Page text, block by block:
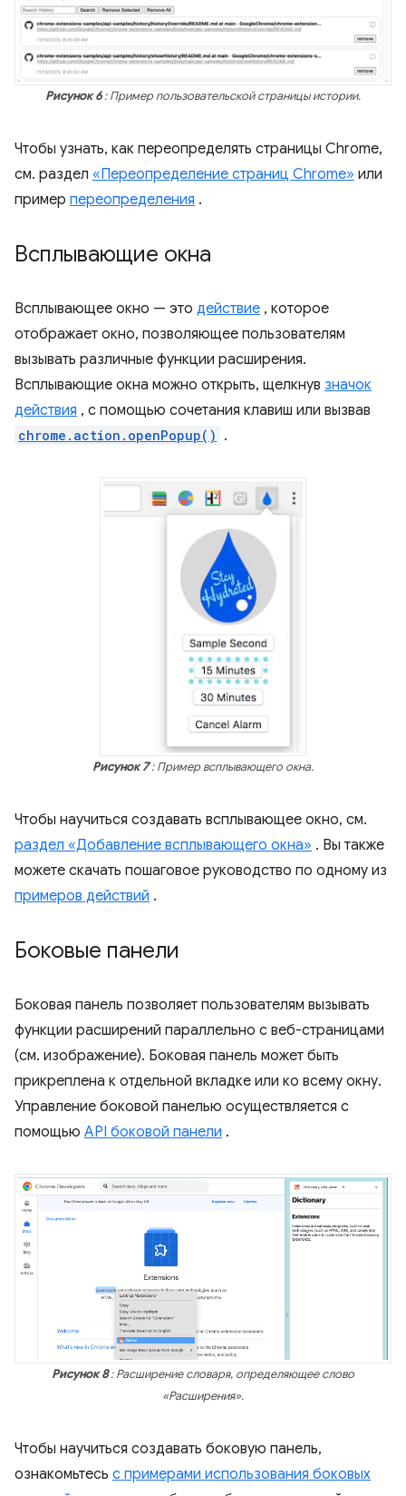
Рисунок 6: Пример пользовательской страницы истории.
Чтобы узнать, как переопределять страницы Chrome,
см. раздел «Переопределение страниц Chrome» или
пример переопределения .
Всплывающие окна
Всплывающее окно — это действие , которое
отображает окно, позволяющее пользователям
вызывать различные функции расширения.
Всплывающие окна можно открыть, щелкнув значок
действия , с помощью сочетания клавиш или вызвав
chrome.action.openPopup() .
Рисунок 7: Пример всплывающего окна.
Чтобы научиться создавать всплывающее окно, см.
раздел «Добавление всплывающего окна» . Вы также
можете скачать пошаговое руководство по одному из
примеров действий .
Боковые панели
Боковая панель позволяет пользователям вызывать
функции расширений параллельно с веб-страницами
(см. изображение). Боковая панель может быть
прикреплена к отдельной вкладке или ко всему окну.
Управление боковой панелью осуществляется с
помощью API боковой панели .
Рисунок 8: Расширение словаря, определяющее слово
«Расширения».
Чтобы научиться создавать боковую панель,
ознакомьтесь с примерами использования боковых